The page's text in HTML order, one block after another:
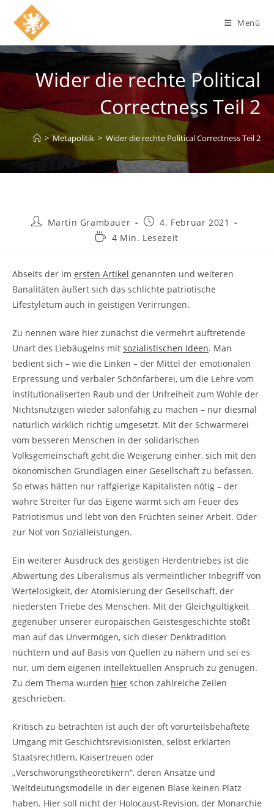
Inhalt
springen
Menü
Wider die rechte Political
Correctness Teil 2
> Metapolitik > Wider die rechte Political Correctness Teil 2
Beitrags-
Martin Grambauer
Beitrag
veröffentlicht:
4. Februar 2021
Lesedauer:
4 Min. Lesezeit
Abseits der im ersten Artikel genannten und weiteren
Banalitäten äußert sich das schlichte patriotische
Lifestyletum auch in geistigen Verirrungen.
Zu nennen wäre hier zunächst die vermehrt auftretende
Unart des Liebäugelns mit sozialistischen Ideen. Man
bedient sich – wie die Linken – der Mittel der emotionalen
Erpressung und verbaler Schönfärberei, um die Lehre vom
institutionaliserten Raub und der Unfreiheit zum Wohle der
Nichtsnutzigen wieder salonfähig zu machen – nur diesmal
natürlich wirklich richtig umgesetzt. Mit der Schwärmerei
vom besseren Menschen in der solidarischen
Volksgemeinschaft geht die Weigerung einher, sich mit den
ökonomischen Grundlagen einer Gesellschaft zu befassen.
So etwas hätten nur raffgierige Kapitalisten nötig – der
wahre Streiter für das Eigene wärmt sich am Feuer des
Patriotismus und lebt von den Früchten seiner Arbeit. Oder
zur Not von Sozialleistungen.
Ein weiterer Ausdruck des geistigen Herdentriebes ist die
Abwertung des Liberalismus als vermeintlicher Inbegriff von
Wertelosigkeit, der Atomisierung der Gesellschaft, der
niedersten Triebe des Menschen. Mit der Gleichgültigkeit
gegenüber unserer europäischen Geistesgeschichte stößt
man auf das Unvermögen, sich dieser Denktradition
nüchtern und auf Basis von Quellen zu nähern und sei es
nur, um dem eigenen intellektuellen Anspruch zu genügen.
Zu dem Thema wurden hier schon zahlreiche Zeilen
geschrieben.
Kritisch zu betrachten ist auch der oft vorurteilsbehaftete
Umgang mit Geschichtsrevisionisten, selbst erklärten
Staatsrechtlern, Kaisertreuen oder
„Verschwörungstheoretikern“, deren Ansätze und
Weltdeutungsmodelle in der eigenen Blase keinen Platz
haben. Hier soll nicht der Holocaust-Revision, der Monarchie